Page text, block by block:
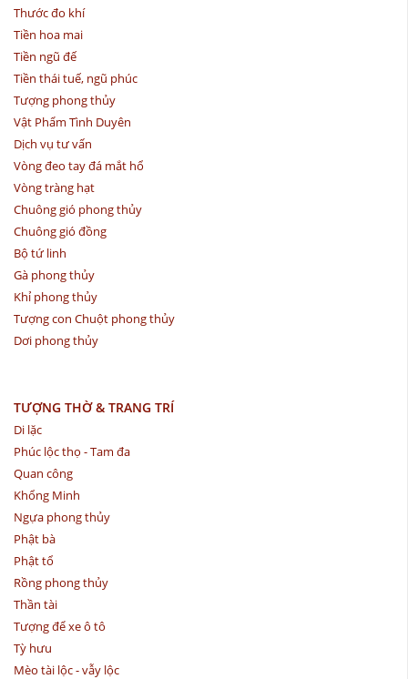
Thước đo khí
Tiền hoa mai
Tiền ngũ đế
Tiền thái tuế, ngũ phúc
Tượng phong thủy
Vật Phẩm Tình Duyên
Dịch vụ tư vấn
Vòng đeo tay đá mắt hổ
Vòng tràng hạt
Chuông gió phong thủy
Chuông gió đồng
Bộ tứ linh
Gà phong thủy
Khỉ phong thủy
Tượng con Chuột phong thủy
Dơi phong thủy
TƯỢNG THỜ & TRANG TRÍ
Di lặc
Phúc lộc thọ - Tam đa
Quan công
Khổng Minh
Ngựa phong thủy
Phật bà
Phật tổ
Rồng phong thủy
Thần tài
Tượng để xe ô tô
Tỳ hưu
Mèo tài lộc - vẫy lộc